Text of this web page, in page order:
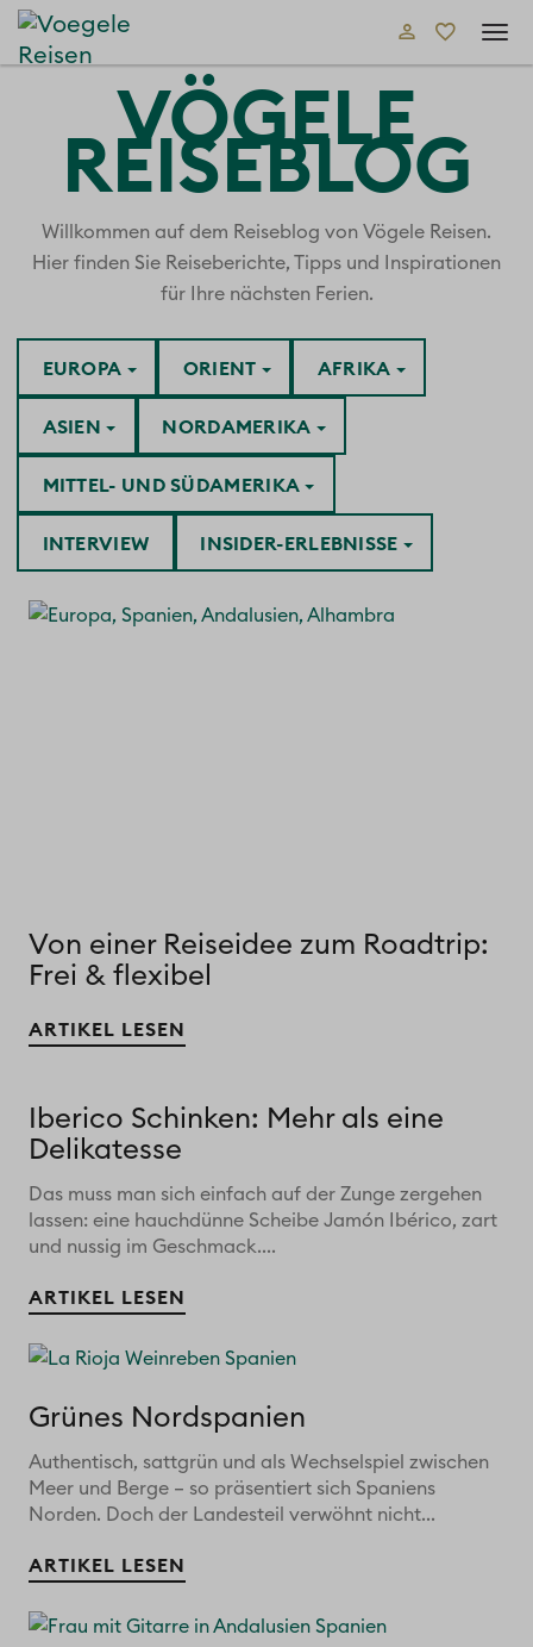
VÖGELE
REISEBLOG
Willkommen auf dem Reiseblog von Vögele Reisen.
Hier finden Sie Reiseberichte, Tipps und Inspirationen
für Ihre nächsten Ferien.
AFRIKA
ASIEN
EUROPA
INSIDER-ERLEBNISSE
INTERVIEW
MITTEL- UND SÜDAMERIKA
NORDAMERIKA
ORIENT
Von einer Reiseidee zum Roadtrip:
Frei & flexibel
ARTIKEL LESEN
Iberico Schinken: Mehr als eine
Delikatesse
Das muss man sich einfach auf der Zunge zergehen
lassen: eine hauchdünne Scheibe Jamón Ibérico, zart
und nussig im Geschmack....
ARTIKEL LESEN
Grünes Nordspanien
Authentisch, sattgrün und als Wechselspiel zwischen
Meer und Berge – so präsentiert sich Spaniens
Norden. Doch der Landesteil verwöhnt nicht...
ARTIKEL LESEN